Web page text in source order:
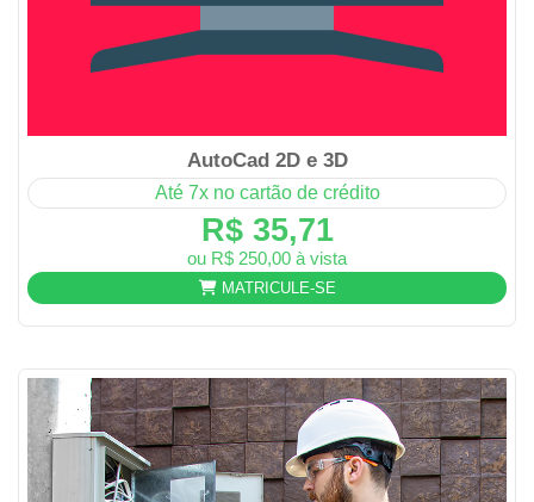
AutoCad 2D e 3D
Até 7x no cartão de crédito
R$ 35,71
ou R$ 250,00 à vista
MATRICULE-SE